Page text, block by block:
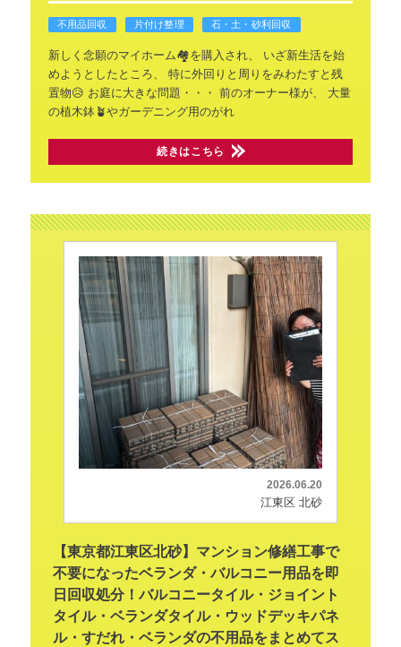
不用品回収 片付け整理 石・土・砂利回収
新しく念願のマイホーム🏘️を購入され、
いざ新生活を始
めようとしたところ、
特に外回りと周りをみわたすと残
置物😥 お庭に大きな問題・・・ 前のオーナー様が、
大量
の植木鉢🪴やガーデニング用のがれ
続きはこちら
2026.06.20
江東区 北砂
【東京都江東区北砂】マンション修繕工事で
不要になったベランダ・バルコニー用品を即
日回収処分！バルコニータイル・ジョイント
タイル・ベランダタイル・ウッドデッキパネ
ル・すだれ・ベランダの不用品をまとめてス